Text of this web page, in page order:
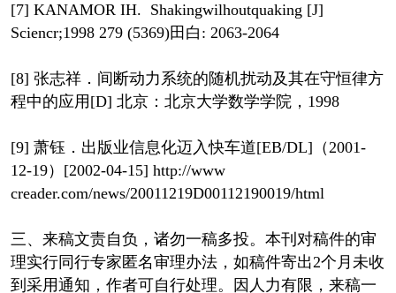
[7] KANAMOR IH. Shakingwilhoutquaking [J]
Sciencr;1998 279 (5369)田白: 2063-2064
[8] 张志祥．间断动力系统的随机扰动及其在守恒律方
程中的应用[D] 北京：北京大学数学学院，1998
[9] 萧钰．出版业信息化迈入快车道[EB/DL]（2001-
12-19）[2002-04-15] http://www
creader.com/news/20011219D00112190019/html
三、来稿文责自负，诸勿一稿多投。本刊对稿件的审
理实行同行专家匿名审理办法，如稿件寄出2个月未收
到采用通知，作者可自行处理。因人力有限，来稿一